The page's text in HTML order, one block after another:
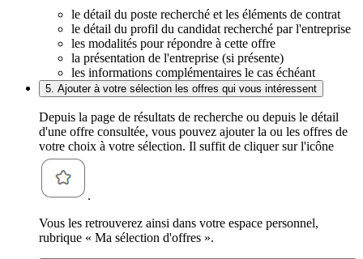
le détail du poste recherché et les éléments de contrat
le détail du profil du candidat recherché par l'entreprise
les modalités pour répondre à cette offre
la présentation de l'entreprise (si présente)
les informations complémentaires le cas échéant
5. Ajouter à votre sélection les offres qui vous intéressent
Depuis la page de résultats de recherche ou depuis le détail
d'une offre consultée, vous pouvez ajouter la ou les offres de
votre choix à votre sélection. Il suffit de cliquer sur l'icône
.
Vous les retrouverez ainsi dans votre espace personnel,
rubrique « Ma sélection d'offres ».